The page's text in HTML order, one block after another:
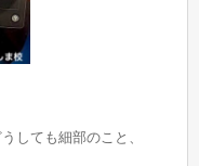
しても細部のこと、